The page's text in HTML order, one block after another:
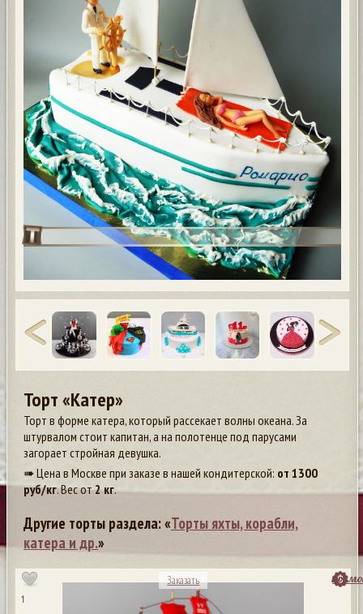
Торт «Катер»
Торт в форме катера, который рассекает волны океана. За
штурвалом стоит капитан, а на полотенце под парусами
загорает стройная девушка.
➠ Цена в Москве при заказе в нашей кондитерской: от 1300
руб/кг. Вес от2 кг.
Другие торты раздела: «Торты яхты, корабли,
катера и др.»
1
Заказать